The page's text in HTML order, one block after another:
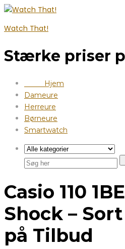
Watch That!
Stærke priser
Hjem
Dameure
Herreure
Børneure
Smartwatch
Casio 110
Shock –
på Tilbud